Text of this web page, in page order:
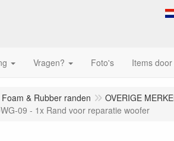
Vragen? Foto's Items
Foam & Rubber randen OVERIGE
09 - 1x Rand voor reparatie woofer